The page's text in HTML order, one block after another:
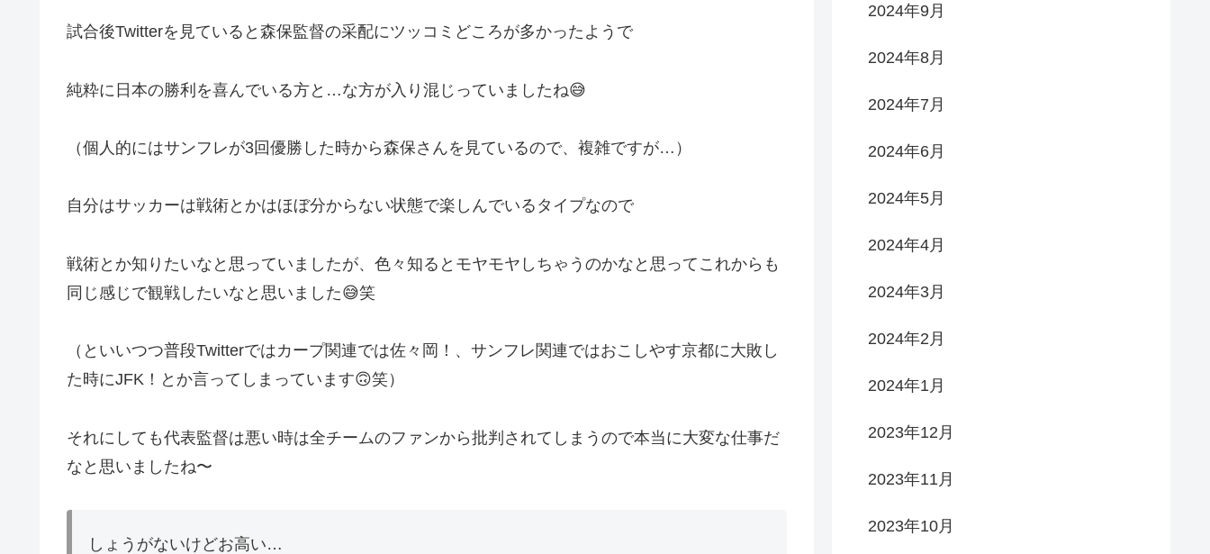
試合後Twitterを見ていると森保監督の采配にツッコミどころが多かったようで
純粋に日本の勝利を喜んでいる方と…な方が入り混じっていましたね😅
（個人的にはサンフレが3回優勝した時から森保さんを見ているので、複雑ですが…）
自分はサッカーは戦術とかはほぼ分からない状態で楽しんでいるタイプなので
戦術とか知りたいなと思っていましたが、色々知るとモヤモヤしちゃうのかなと思ってこれからも
同じ感じで観戦したいなと思いました😅笑
（といいつつ普段Twitterではカープ関連では佐々岡！、サンフレ関連ではおこしやす京都に大敗し
た時にJFK！とか言ってしまっています🙃笑）
それにしても代表監督は悪い時は全チームのファンから批判されてしまうので本当に大変な仕事だ
なと思いましたね〜
しょうがないけどお高い…
2024年9月
2024年8月
2024年7月
2024年6月
2024年5月
2024年4月
2024年3月
2024年2月
2024年1月
2023年12月
2023年11月
2023年10月